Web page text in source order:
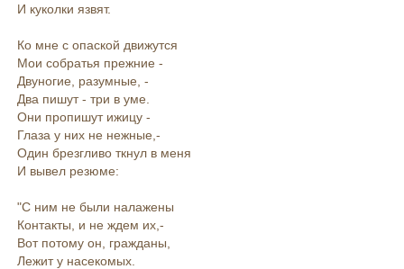
И куколки язвят.
Ко мне с опаской движутся
Мои собратья прежние -
Двуногие, разумные, -
Два пишут - три в уме.
Они пропишут ижицу -
Глаза у них не нежные,-
Один брезгливо ткнул в меня
И вывел резюме:
"С ним не были налажены
Контакты, и не ждем их,-
Вот потому он, гражданы,
Лежит у насекомых.